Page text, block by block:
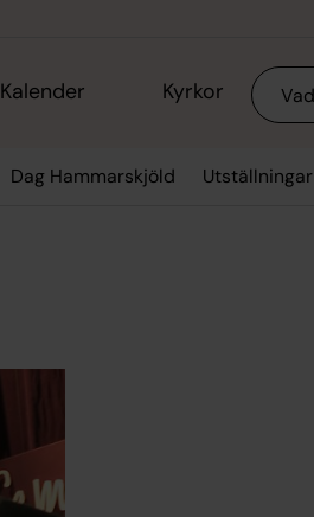
Kalender Kyrkor Sök
Dag Hammarskjöld Utställningar